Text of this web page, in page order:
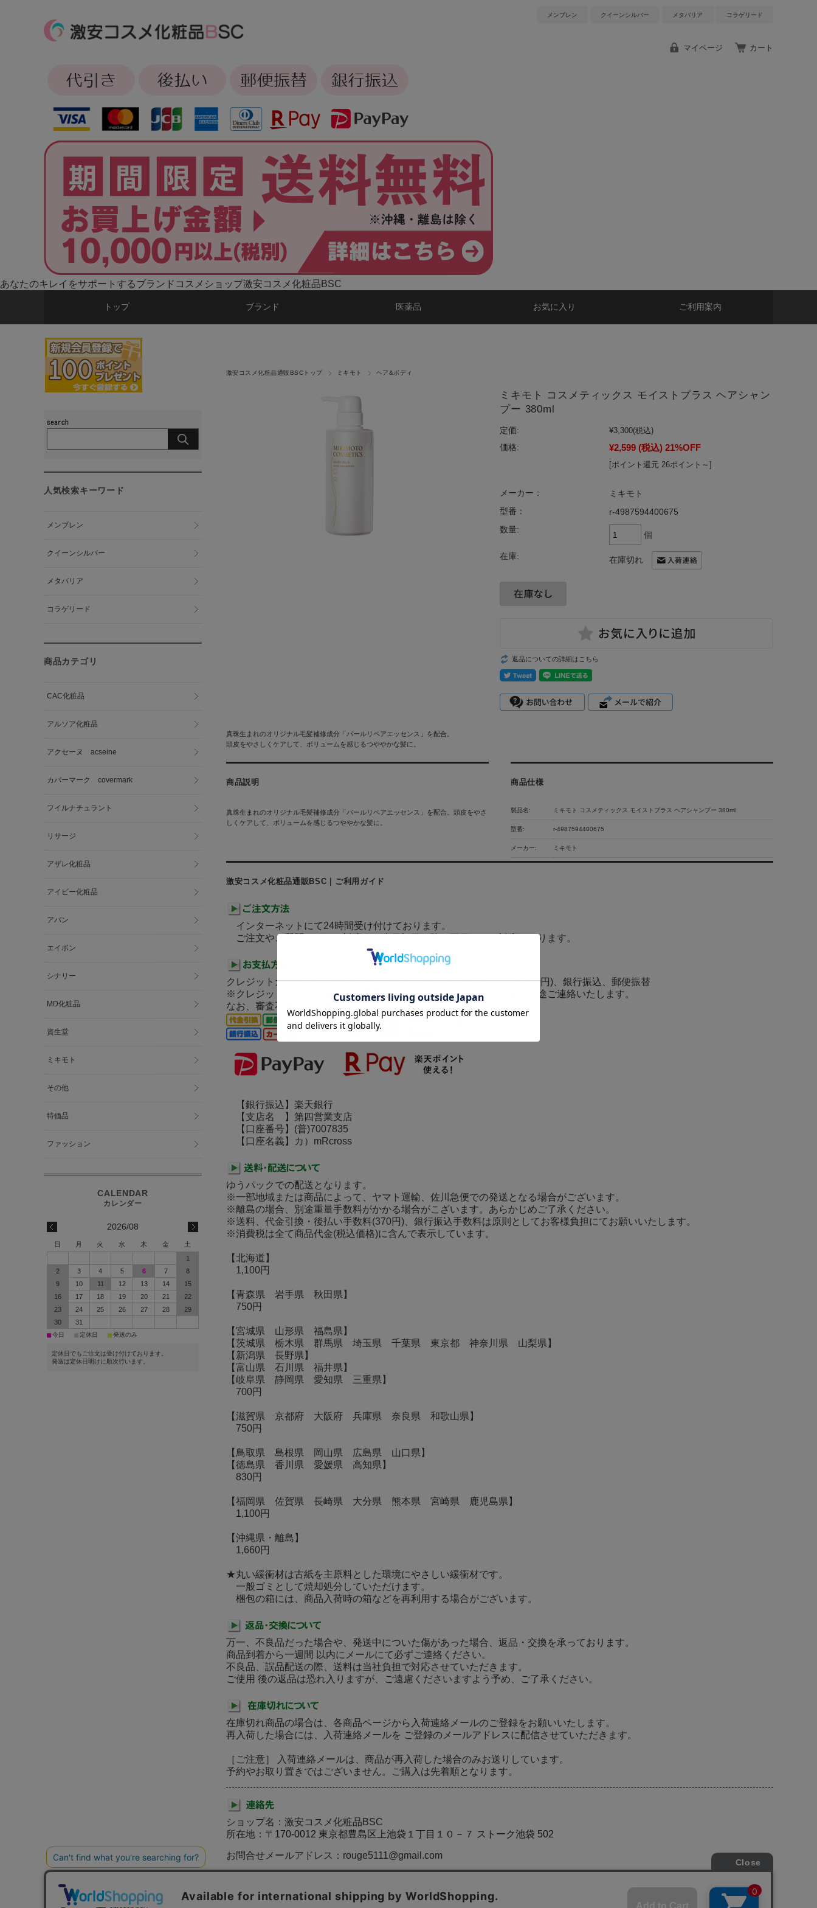
メンブレン クイーンシルバー メタバリア コラゲリード
マイページ カート
あなたのキレイをサポートするブランドコスメショップ激安コスメ化粧品BSC
トップ ブランド 医薬品 お気に入り ご利用案内
激安コスメ化粧品通販BSCトップ ミキモト ヘア&ボディ
ミキモト コスメティックス モイストプラス ヘアシャン
プー 380ml
定価: ¥3,300(税込)
価格:
¥2,599 (税込) 21%OFF
[ポイント還元 26ポイント～]
メーカー：
ミキモト
型番：
r-4987594400675
数量:
個
在庫: 在庫切れ
返品についての詳細はこちら
真珠生まれのオリジナル毛髪補修成分「パールリペアエッセンス」を配合。
頭皮をやさしくケアして、ボリュームを感じるつややかな髪に。
商品説明
真珠生まれのオリジナル毛髪補修成分「パールリペアエッセンス」を配合。頭皮をやさ
しくケアして、ボリュームを感じるつややかな髪に。
商品仕様
製品名: ミキモト コスメティックス モイストプラス ヘアシャンプー 380ml
型番: r-4987594400675
メーカー: ミキモト
激安コスメ化粧品通販BSC｜ご利用ガイド
インターネットにて24時間受け付けております。
ご注文やご質問メールの対応は、土日祝日を除く平日のみの対応となります。
クレジットカード決済、代金引換(手数料370円)、後払い決済(手数料370円)、銀行振込、郵便振替
※クレジットカード・後払いは審査があり、決済不可となった場合は別途ご連絡いたします。
なお、審査不可によるキャンセルはキャンセル料がかかります。
【銀行振込】楽天銀行
【支店名 】第四営業支店
【口座番号】(普)7007835
【口座名義】カ）mRcross
ゆうパックでの配送となります。
※一部地域または商品によって、ヤマト運輸、佐川急便での発送となる場合がございます。
※離島の場合、別途重量手数料がかかる場合がこざいます。あらかじめご了承ください。
※送料、代金引換・後払い手数料(370円)、銀行振込手数料は原則としてお客様負担にてお願いいたします。
※消費税は全て商品代金(税込価格)に含んで表示しています。
【北海道】
1,100円
【青森県 岩手県 秋田県】
750円
【宮城県 山形県 福島県】
【茨城県 栃木県 群馬県 埼玉県 千葉県 東京都 神奈川県 山梨県】
【新潟県 長野県】
【富山県 石川県 福井県】
【岐阜県 静岡県 愛知県 三重県】
700円
【滋賀県 京都府 大阪府 兵庫県 奈良県 和歌山県】
750円
【鳥取県 島根県 岡山県 広島県 山口県】
【徳島県 香川県 愛媛県 高知県】
830円
【福岡県 佐賀県 長崎県 大分県 熊本県 宮崎県 鹿児島県】
1,100円
【沖縄県・離島】
1,660円
★丸い緩衝材は古紙を主原料とした環境にやさしい緩衝材です。
一般ゴミとして焼却処分していただけます。
梱包の箱には、商品入荷時の箱などを再利用する場合がございます。
万一、不良品だった場合や、発送中についた傷があった場合、返品・交換を承っております。
商品到着から一週間 以内にメールにて必ずご連絡ください。
不良品、誤品配送の際、送料は当社負担で対応させていただきます。
ご使用 後の返品は恐れ入りますが、ご遠慮くださいますよう予め、ご了承ください。
在庫切れ商品の場合は、各商品ページから入荷連絡メールのご登録をお願いいたします。
再入荷した場合には、入荷連絡メールを ご登録のメールアドレスに配信させていただきます。
［ご注意］ 入荷連絡メールは、商品が再入荷した場合のみお送りしています。
予約やお取り置きではございません。ご購入は先着順となります。
ショップ名：激安コスメ化粧品BSC
所在地： 〒170-0012 東京都豊島区上池袋１丁目１０－７ ストーク池袋 502
お問合せメールアドレス：rouge5111@gmail.com
人気検索キーワード
メンブレン
クイーンシルバー
メタバリア
コラゲリード
商品カテゴリ
CAC化粧品
アルソア化粧品
アクセーヌ acseine
カバーマーク covermark
フイルナチュラント
リサージ
アザレ化粧品
アイビー化粧品
アバン
エイボン
シナリー
MD化粧品
資生堂
ミキモト
その他
特価品
ファッション
2026/08
日 月 火 水 木 金
土
1
2
3 4 5 6 7
8
9
10 11 12 13 14
15
16
17 18 19 20 21
22
23
24 25 26 27 28
29
30
31
■今日 ■ 定休日 ■発送のみ
定休日でもご注文は受け付けております。
発送は定休日明けに順次行います。